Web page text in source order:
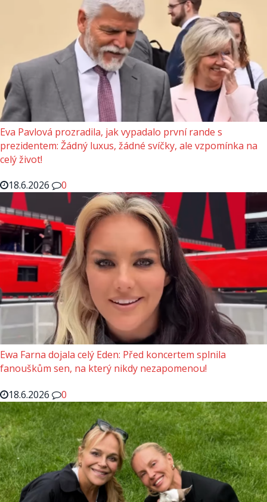
Eva Pavlová prozradila, jak vypadalo první rande s
prezidentem: Žádný luxus, žádné svíčky, ale vzpomínka na
celý život!
18.6.2026
0
Ewa Farna dojala celý Eden: Před koncertem splnila
fanouškům sen, na který nikdy nezapomenou!
18.6.2026
0